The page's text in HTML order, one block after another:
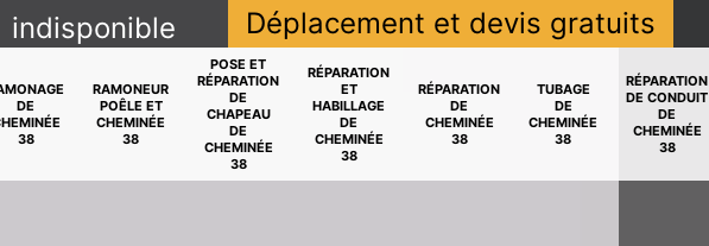
indisponible Déplacement et devis gratuits
DE
38
RAMONEUR
POÊLE ET
CHEMINÉE
38
POSE ET
RÉPARATION
DE
CHAPEAU
DE
CHEMINÉE
38
RÉPARATION
ET
HABILLAGE
DE
CHEMINÉE
38
RÉPARATION
DE
CHEMINÉE
38
TUBAGE
DE
CHEMINÉE
38
RÉPARATION
DE CONDUIT
DE
CHEMINÉE
38